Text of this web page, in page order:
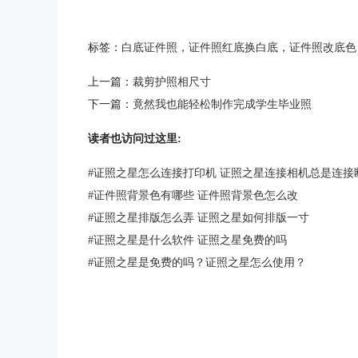
标签： 白底证件照 ， 证件照红底换白底 ， 证件照改底色
上一篇： 裁剪护照相尺寸
下一篇： 竟然我也能轻松制作完成学生毕业照
读者也访问过这里:
#证照之星怎么连接打印机 证照之星连接相机总是连接
#证件照背景色有哪些 证件照背景色怎么改
#证照之星排版怎么弄 证照之星如何排版一寸
#证照之星是什么软件 证照之星免费的吗
#证照之星是免费的吗？证照之星怎么使用？